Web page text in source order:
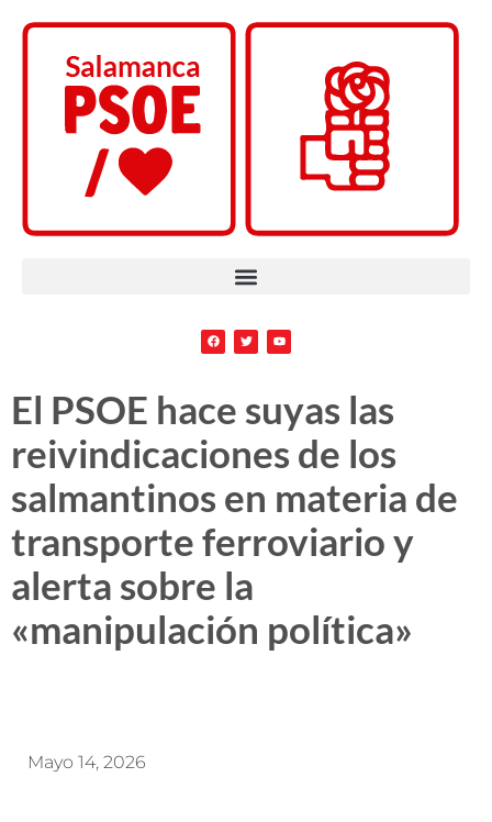
El PSOE hace suyas las
reivindicaciones de los
salmantinos en materia de
transporte ferroviario y
alerta sobre la
«manipulación política»
Mayo 14, 2026